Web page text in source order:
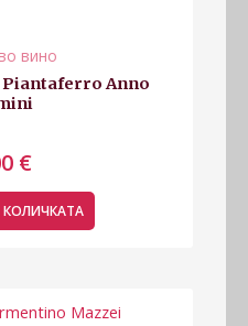
вино
Anno
€
КОЛИЧКАТА